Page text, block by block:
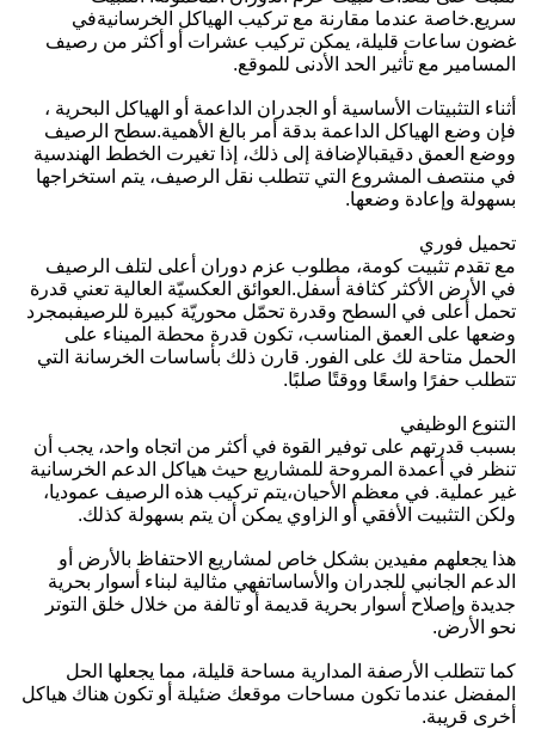
سريع.خاصة عندما مقارنة مع تركيب الهياكل الخرسانيةفي
غضون ساعات قليلة، يمكن تركيب عشرات أو أكثر من رصيف
المسامير مع تأثير الحد الأدنى للموقع.
أثناء التثبيتات الأساسية أو الجدران الداعمة أو الهياكل البحرية ،
فإن وضع الهياكل الداعمة بدقة أمر بالغ الأهمية.سطح الرصيف
ووضع العمق دقيقبالإضافة إلى ذلك، إذا تغيرت الخطط الهندسية
في منتصف المشروع التي تتطلب نقل الرصيف، يتم استخراجها
بسهولة وإعادة وضعها.
تحميل فوري
مع تقدم تثبيت كومة، مطلوب عزم دوران أعلى لتلف الرصيف
في الأرض الأكثر كثافة أسفل.العوائق العكسيّة العالية تعني قدرة
تحمل أعلى في السطح وقدرة تحمّل محوريّة كبيرة للرصيفبمجرد
وضعها على العمق المناسب، تكون قدرة محطة الميناء على
الحمل متاحة لك على الفور. قارن ذلك بأساسات الخرسانة التي
تتطلب حفرًا واسعًا ووقتًا صلبًا.
التنوع الوظيفي
بسبب قدرتهم على توفير القوة في أكثر من اتجاه واحد، يجب أن
تنظر في أعمدة المروحة للمشاريع حيث هياكل الدعم الخرسانية
غير عملية. في معظم الأحيان،يتم تركيب هذه الرصيف عموديا،
ولكن التثبيت الأفقي أو الزاوي يمكن أن يتم بسهولة كذلك.
هذا يجعلهم مفيدين بشكل خاص لمشاريع الاحتفاظ بالأرض أو
الدعم الجانبي للجدران والأساساتفهي مثالية لبناء أسوار بحرية
جديدة وإصلاح أسوار بحرية قديمة أو تالفة من خلال خلق التوتر
نحو الأرض.
كما تتطلب الأرصفة المدارية مساحة قليلة، مما يجعلها الحل
المفضل عندما تكون مساحات موقعك ضئيلة أو تكون هناك هياكل
أخرى قريبة.